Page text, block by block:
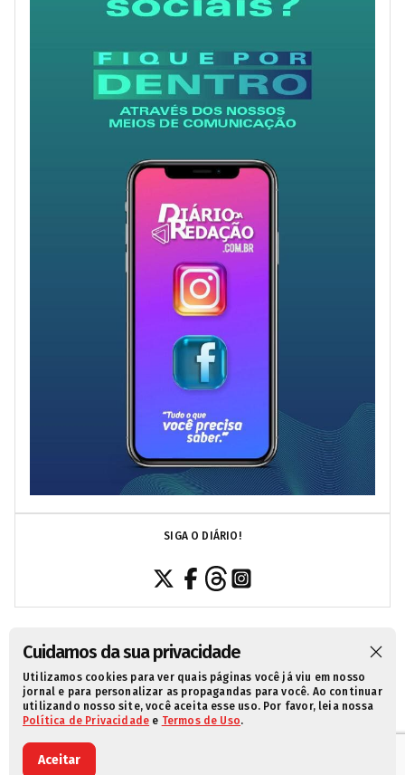
Cuidamos da sua privacidade
Utilizamos cookies para ver quais páginas você já viu em nosso
jornal e para personalizar as propagandas para você. Ao continuar
utilizando nosso site, você aceita esse uso. Por favor, leia nossa
Política de Privacidade e Termos de Uso.
Aceitar
SIGA O DIÁRIO!
SOBRE NÓSCONTATOPOLÍTICA DE PRIVACIDADE
TERMOS DE USO
© 2021 Diário da Redação. Todos os direitos reservados.